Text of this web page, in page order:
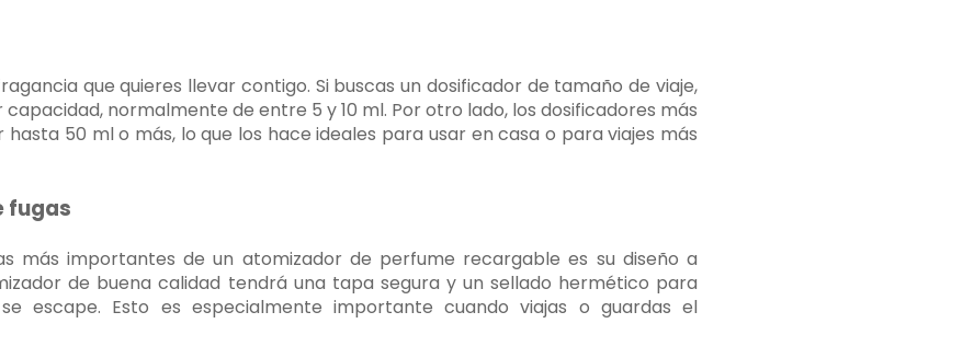
que quieres llevar contigo. Si buscas un dosificador de tamaño de viaje,
normalmente de entre 5 y 10 ml. Por otro lado, los dosificadores más
50 ml o más, lo que los hace ideales para usar en casa o para viajes más
fugas
más importantes de un atomizador de perfume recargable es su diseño a
de buena calidad tendrá una tapa segura y un sellado hermético para
escape. Esto es especialmente importante cuando viajas o guardas el